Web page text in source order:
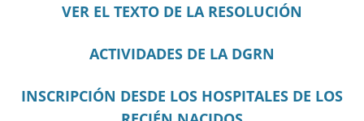
VER EL TEXTO DE LA RESOLUCIÓN
ACTIVIDADES DE LA DGRN
INSCRIPCIÓN DESDE LOS HOSPITALES DE LOS